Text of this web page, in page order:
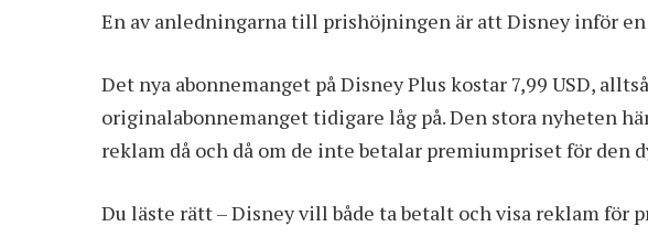
En av anledningarna till prishöjningen är att Disney inför
Det nya abonnemanget på Disney Plus kostar 7,99 USD,
originalabonnemanget tidigare låg på. Den stora nyheten
reklam då och då om de inte betalar premiumpriset för den
Du läste rätt – Disney vill både ta betalt och visa reklam för